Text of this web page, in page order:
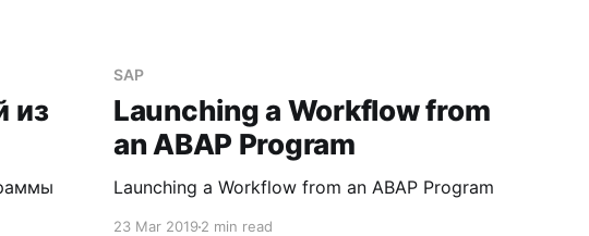
из
SAP
Launching a Workflow from
an ABAP Program
Launching a Workflow from an ABAP Program
23 Mar 20192 min read